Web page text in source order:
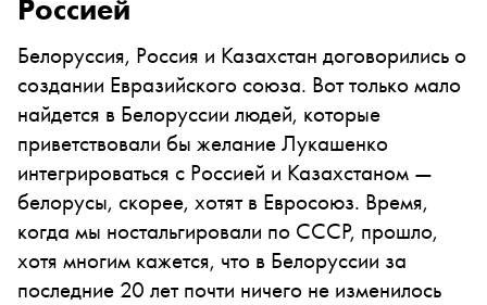
Россией
Белоруссия, Россия и Казахстан договорились о
создании Евразийского союза. Вот только мало
найдется в Белоруссии людей, которые
приветствовали бы желание Лукашенко
интегрироваться с Россией и Казахстаном —
белорусы, скорее, хотят в Евросоюз. Время,
когда мы ностальгировали по СССР, прошло,
хотя многим кажется, что в Белоруссии за
последние 20 лет почти ничего не изменилось